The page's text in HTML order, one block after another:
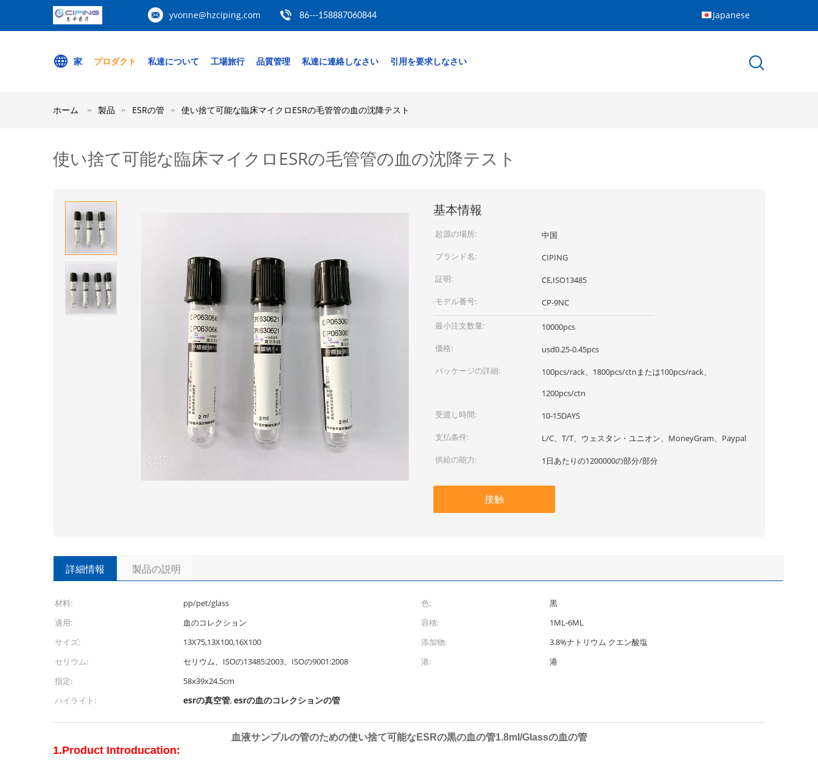
yvonne@hzciping.com 86---158887060844 Japanese
家 プロダクト 私達について 工場旅行 品質管理 私達に連絡しなさい 引用を要求しなさい
ホーム 製品 ESRの管 使い捨て可能な臨床マイクロESRの毛管管の血の沈降テスト
使い捨て可能な臨床マイクロESRの毛管管の血の沈降テスト
基本情報
起源の場所:
中国
ブランド名:
CIPING
証明:
CE,ISO13485
モデル番号:
CP-9NC
最小注文数量:
10000pcs
価格:
usd0.25-0.45pcs
パッケージの詳細:
100pcs/rack、1800pcs/ctnまたは100pcs/rack、
1200pcs/ctn
受渡し時間:
10-15DAYS
支払条件:
L/C、T/T、ウェスタン・ユニオン、MoneyGram、Paypal
供給の能力:
1日あたりの1200000の部分/部分
接触
詳細情報 製品の説明
材料: pp/pet/glass 色:
黒
適用:
血のコレクション 容積:
1ML-6ML
サイズ:
13X75,13X100,16X100 添加物:
3.8%ナトリウム クエン酸塩
セリウム:
セリウム、ISOの13485:2003、ISOの9001:2008 港:
港
指定:
58x39x24.5cm
ハイライト:
esrの真空管,esrの血のコレクションの管
血液サンプルの管のための使い捨て可能なESRの黒の血の管1.8ml/Glassの血の管
1.Product Introducation: